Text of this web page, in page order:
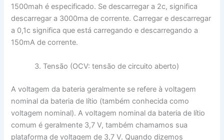
1500mah é especificado. Se descarregar a 2c, significa
descarregar a 3000ma de corrente. Carregar e descarregar
a 0,1c significa que está carregando e descarregando a
150mA de corrente.
Tensão (OCV: tensão de circuito aberto)
A voltagem da bateria geralmente se refere à voltagem
nominal da bateria de lítio (também conhecida como
voltagem nominal). A voltagem nominal da bateria de lítio
comum é geralmente 3,7 V, também chamamos sua
plataforma de voltagem de 3,7 V. Quando dizemos